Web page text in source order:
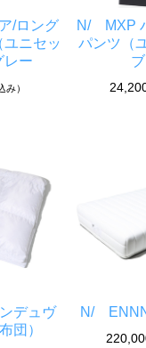
マキシフレッシュ
る「光電子」によ
きるボックスシル
/ノネナール91％カ
ット感を確かめる
、サイズ寸法を比
す。
/ロング
ユニセッ
ー
み）
N/ MXP
パンツ（
デュヴ
団）
N/